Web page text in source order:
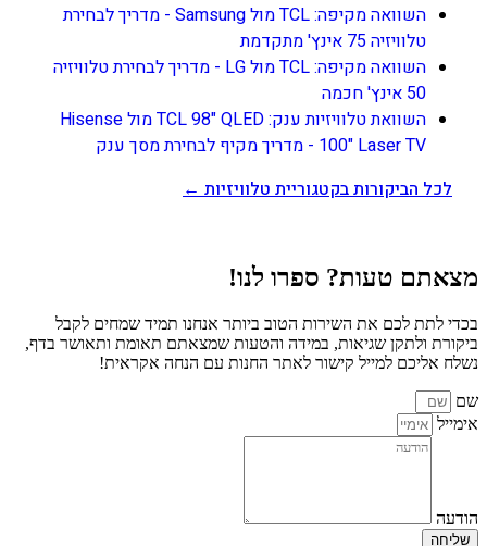
השוואה מקיפה: TCL מול Samsung - מדריך לבחירת
טלוויזיה 75 אינץ' מתקדמת
השוואה מקיפה: TCL מול LG - מדריך לבחירת טלוויזיה
50 אינץ' חכמה
השוואת טלוויזיות ענק: TCL 98" QLED מול Hisense
100" Laser TV - מדריך מקיף לבחירת מסך ענק
לכל הביקורות בקטגוריית טלוויזיות ←
מצאתם טעות? ספרו לנו!
בכדי לתת לכם את השירות הטוב ביותר אנחנו תמיד שמחים לקבל
ביקורת ולתקן שגיאות, במידה והטעות שמצאתם תאומת ותאושר בדף,
נשלח אליכם למייל קישור לאתר החנות עם הנחה אקראית!
שם
אימייל
הודעה
שליחה